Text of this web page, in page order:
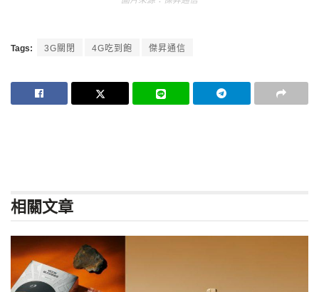
Tags: 3G關閉 4G吃到飽 傑昇通信
相關文章